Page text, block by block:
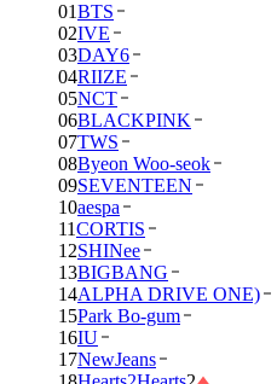
01BTS
02IVE
03DAY6
04RIIZE
05NCT
06BLACKPINK
07TWS
08Byeon Woo-seok
09SEVENTEEN
10aespa
11CORTIS
12SHINee
13BIGBANG
14ALPHA DRIVE ONE)
15Park Bo-gum
16IU
17NewJeans